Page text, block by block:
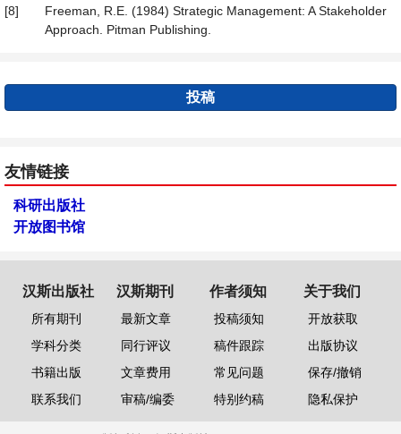
[8]
Freeman, R.E. (1984) Strategic Management: A Stakeholder
Approach. Pitman Publishing.
投稿
友情链接
科研出版社
开放图书馆
汉斯出版社
所有期刊
学科分类
书籍出版
联系我们
汉斯期刊
最新文章
同行评议
文章费用
审稿/编委
作者须知
投稿须知
稿件跟踪
常见问题
特别约稿
关于我们
开放获取
出版协议
保存/撤销
隐私保护